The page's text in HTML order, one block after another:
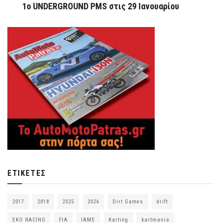
1o UNDERGROUND PMS στις 29 Ιανουαρίου
ΕΤΙΚΈΤΕΣ
2017 2018 2025 2026 Dirt Games drift
EKO RACING FIA IAME Karting kartmania